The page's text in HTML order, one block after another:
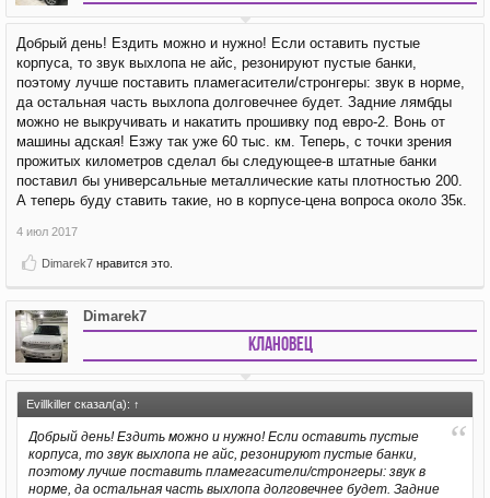
Добрый день! Ездить можно и нужно! Если оставить пустые
корпуса, то звук выхлопа не айс, резонируют пустые банки,
поэтому лучше поставить пламегасители/стронгеры: звук в норме,
да остальная часть выхлопа долговечнее будет. Задние лямбды
можно не выкручивать и накатить прошивку под евро-2. Вонь от
машины адская! Езжу так уже 60 тыс. км. Теперь, с точки зрения
прожитых километров сделал бы следующее-в штатные банки
поставил бы универсальные металлические каты плотностью 200.
А теперь буду ставить такие, но в корпусе-цена вопроса около 35к.
4 июл 2017
Dimarek7 нравится это.
Dimarek7
Клановец
Evillkiller сказал(а): ↑
Добрый день! Ездить можно и нужно! Если оставить пустые
корпуса, то звук выхлопа не айс, резонируют пустые банки,
поэтому лучше поставить пламегасители/стронгеры: звук в
норме, да остальная часть выхлопа долговечнее будет. Задние